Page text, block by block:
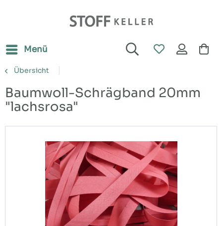
Menü
Übersicht
Baumwoll-Schrägband 20mm
"lachsrosa"